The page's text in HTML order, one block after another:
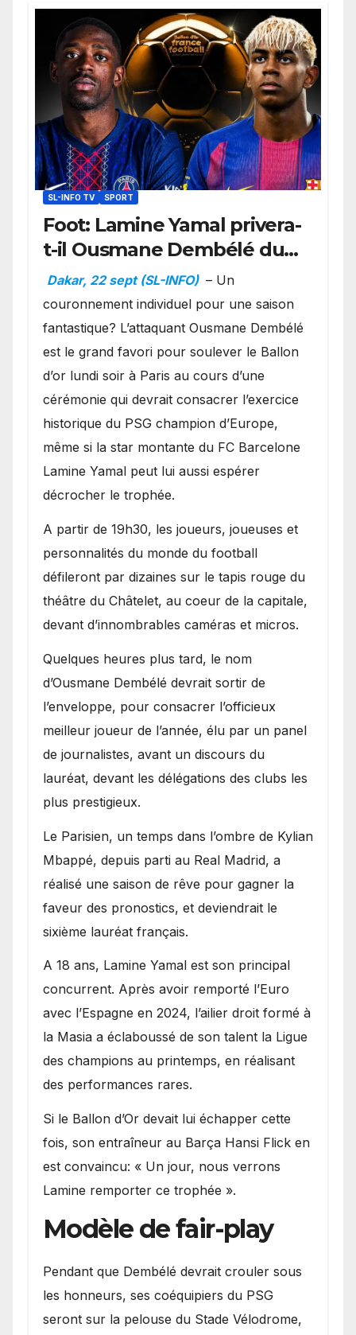
SL-INFO TV SPORT
Foot: Lamine Yamal privera-
t-il Ousmane Dembélé du
Ballon d’or ?
Dakar, 22 sept (SL-INFO) – Un
couronnement individuel pour une saison
fantastique? L’attaquant Ousmane Dembélé
est le grand favori pour soulever le Ballon
d’or lundi soir à Paris au cours d’une
cérémonie qui devrait consacrer l’exercice
historique du PSG champion d’Europe,
même si la star montante du FC Barcelone
Lamine Yamal peut lui aussi espérer
décrocher le trophée.
A partir de 19h30, les joueurs, joueuses et
personnalités du monde du football
défileront par dizaines sur le tapis rouge du
théâtre du Châtelet, au coeur de la capitale,
devant d’innombrables caméras et micros.
Quelques heures plus tard, le nom
d’Ousmane Dembélé devrait sortir de
l’enveloppe, pour consacrer l’officieux
meilleur joueur de l’année, élu par un panel
de journalistes, avant un discours du
lauréat, devant les délégations des clubs les
plus prestigieux.
Le Parisien, un temps dans l’ombre de Kylian
Mbappé, depuis parti au Real Madrid, a
réalisé une saison de rêve pour gagner la
faveur des pronostics, et deviendrait le
sixième lauréat français.
A 18 ans, Lamine Yamal est son principal
concurrent. Après avoir remporté l’Euro
avec l’Espagne en 2024, l’ailier droit formé à
la Masia a éclaboussé de son talent la Ligue
des champions au printemps, en réalisant
des performances rares.
Si le Ballon d’Or devait lui échapper cette
fois, son entraîneur au Barça Hansi Flick en
est convaincu: « Un jour, nous verrons
Lamine remporter ce trophée ».
Modèle de fair-play
Pendant que Dembélé devrait crouler sous
les honneurs, ses coéquipiers du PSG
seront sur la pelouse du Stade Vélodrome,